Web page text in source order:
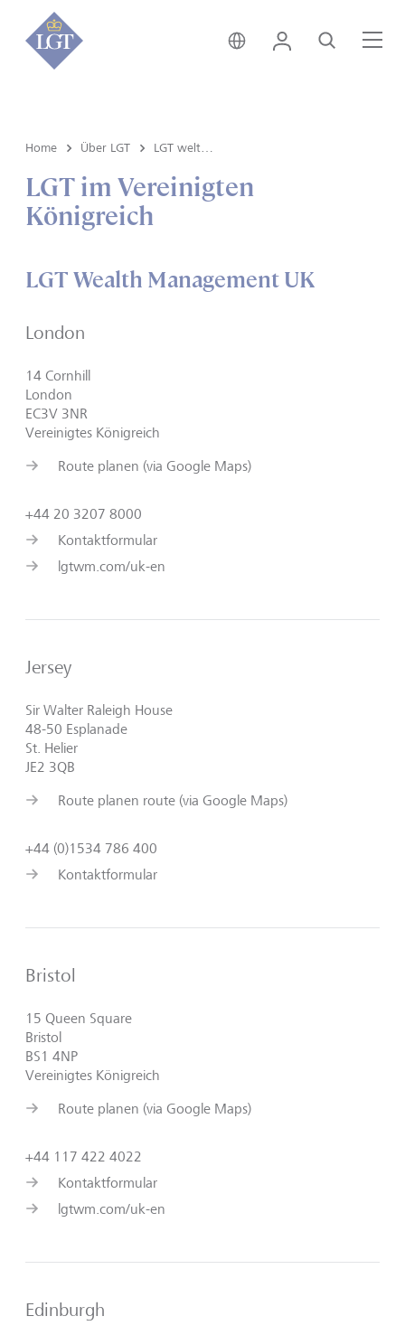
Österreich • Deutsch
Login Suche
Home Über LGT
LGT im Vereinigten
Königreich
LGT Wealth Management UK
London
14 Cornhill
London
EC3V 3NR
Vereinigtes Königreich
Route planen (via Google Maps)
+44 20 3207 8000
Kontaktformular
lgtwm.com/uk-en
Jersey
Sir Walter Raleigh House
48-50 Esplanade
St. Helier
JE2 3QB
Route planen route (via Google Maps)
+44 (0)1534 786 400
Kontaktformular
Bristol
15 Queen Square
Bristol
BS1 4NP
Vereinigtes Königreich
Route planen (via Google Maps)
+44 117 422 4022
Kontaktformular
lgtwm.com/uk-en
Edinburgh